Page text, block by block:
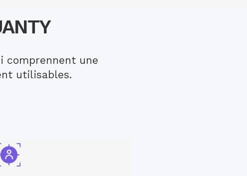
comprennent une
utilisables.